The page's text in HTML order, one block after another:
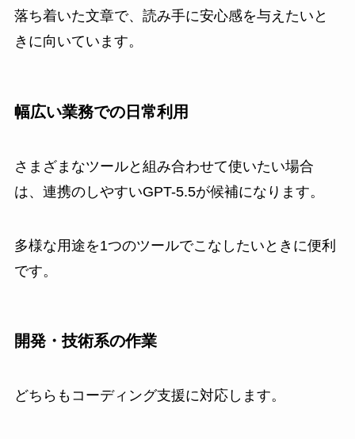
落ち着いた文章で、読み手に安心感を与えたいと
きに向いています。
幅広い業務での日常利用
さまざまなツールと組み合わせて使いたい場合
は、連携のしやすいGPT-5.5が候補になります。
多様な用途を1つのツールでこなしたいときに便利
です。
開発・技術系の作業
どちらもコーディング支援に対応します。